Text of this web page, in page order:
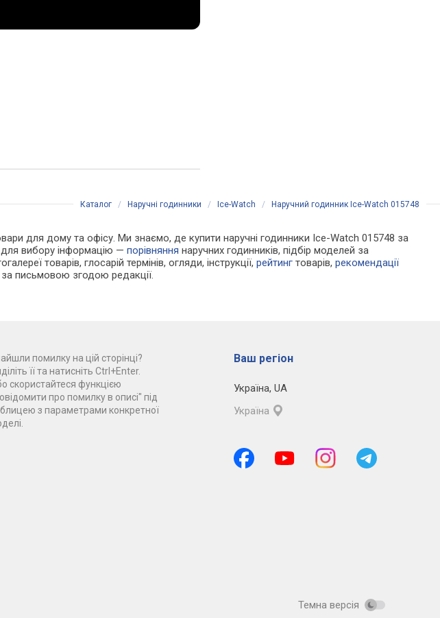
Каталог / Наручні годинники / Ice-Watch / Наручний годинник Ice-Watch 015748
для дому та офісу. Ми знаємо, де купити наручні годинники Ice-Watch 015748 за
для вибору інформацію —порівняння наручних годинників, підбір моделей за
товарів, глосарій термінів, огляди, інструкції,рейтинг товарів,рекомендації
за письмовою згодою редакції.
помилку на цій сторінці?
її та натисніть Ctrl+Enter.
скористайтеся функцією
про помилку в описі" під
з параметрами конкретної
Ваш регіон
Україна, UA
Україна
Темна версія